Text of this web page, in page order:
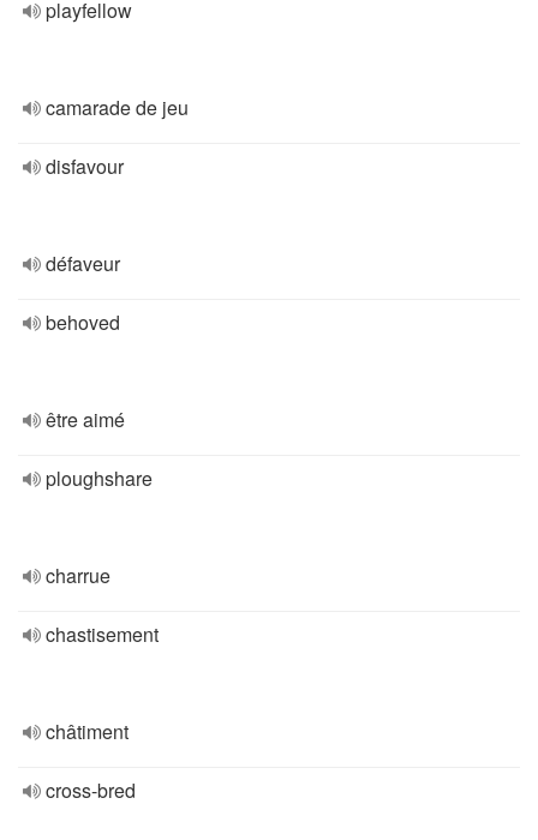
playfellow
camarade de jeu
disfavour
défaveur
behoved
être aimé
ploughshare
charrue
chastisement
châtiment
cross-bred